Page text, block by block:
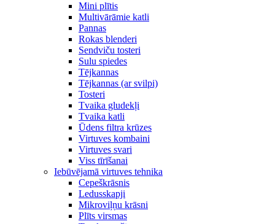
Mini plītis
Multivārāmie katli
Pannas
Rokas blenderi
Sendviču tosteri
Sulu spiedes
Tējkannas
Tējkannas (ar svilpi)
Tosteri
Tvaika gludekļi
Tvaika katli
Ūdens filtra krūzes
Virtuves kombaini
Virtuves svari
Viss tīrīšanai
Iebūvējamā virtuves tehnika
Cepeškrāsnis
Ledusskapji
Mikroviļņu krāsni
Plīts virsmas